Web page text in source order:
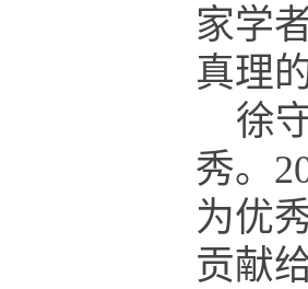
家学
真理
徐
秀。
为优
贡献